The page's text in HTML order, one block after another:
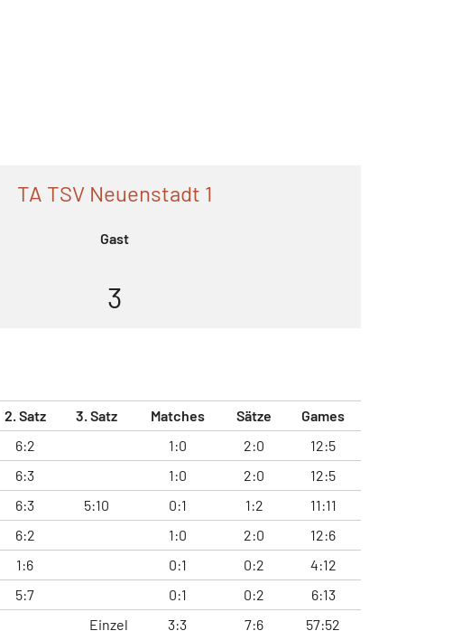
TA TSV Neuenstadt 1
Gast
3
2. Satz 3. Satz Matches Sätze Games
6:2 1:0 2:0 12:5
6:3 1:0 2:0 12:5
6:3 5:10 0:1 1:2 11:11
6:2 1:0 2:0 12:6
1:6 0:1 0:2 4:12
5:7 0:1 0:2
6:13
Einzel
3:3 7:6
57:52